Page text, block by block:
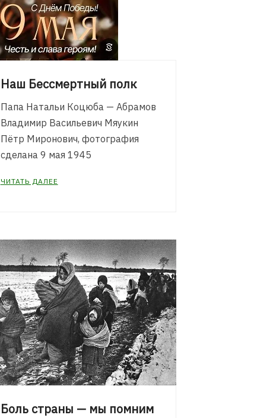
Наш Бессмертный полк
Папа Натальи Коцюба — Абрамов
Владимир Васильевич Мяукин
Пётр Миронович, фотография
сделана 9 мая 1945
ЧИТАТЬ ДАЛЕЕ
Боль страны — мы помним